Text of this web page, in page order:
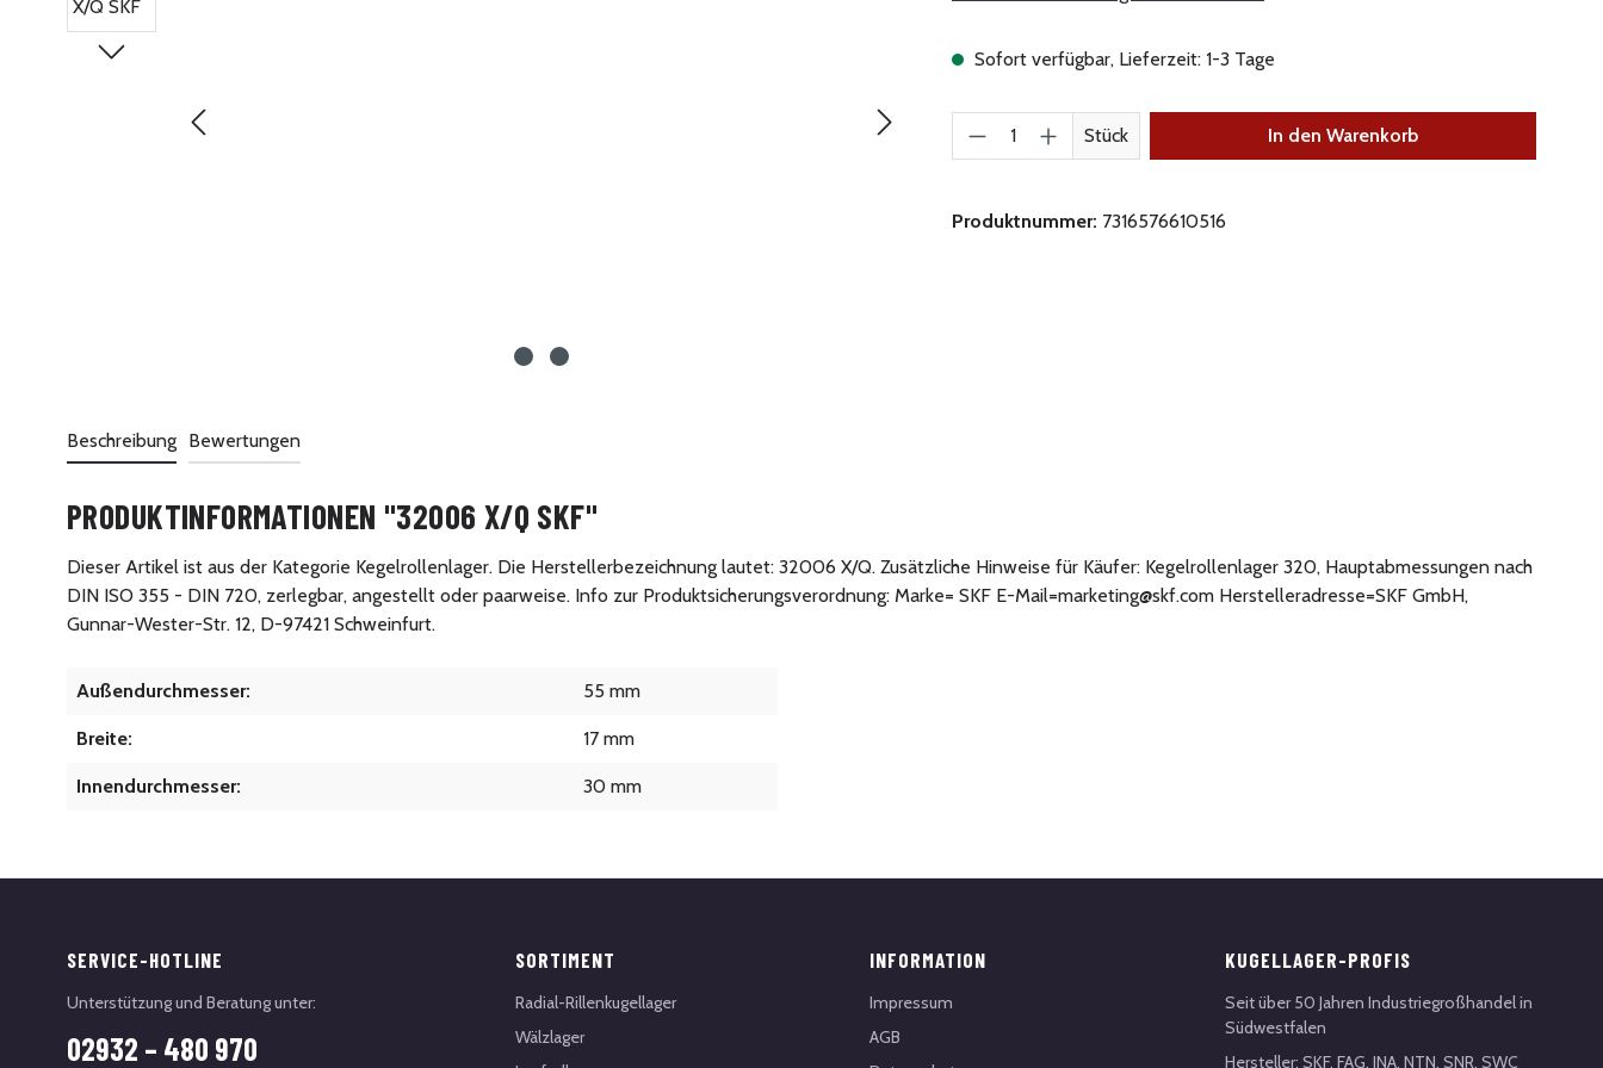
Sofort verfügbar, Lieferzeit: 1-3 Tage
Produkt Anzahl: Gib den gewünschten Wert ein oder
Stück In den Warenkorb
Produktnummer: 7316576610516
Beschreibung Bewertungen
PRODUKTINFORMATIONEN "32006 X/Q SKF"
Dieser Artikel ist aus der Kategorie Kegelrollenlager. Die Herstellerbezeichnung lautet: 32006 X/Q. Zusätzliche Hinweise für Käufer: Kegelrollenlager 320, Hauptabmessungen nach
DIN ISO 355 - DIN 720, zerlegbar, angestellt oder paarweise. Info zur Produktsicherungsverordnung: Marke= SKF E-Mail=marketing@skf.com Herstelleradresse=SKF GmbH,
Gunnar-Wester-Str. 12, D-97421 Schweinfurt.
Außendurchmesser: 55 mm
Breite: 17 mm
Innendurchmesser: 30 mm
SERVICE-HOTLINE
Unterstützung und Beratung unter:
02932 – 480 970
SORTIMENT
Radial-Rillenkugellager
Wälzlager
INFORMATION
Impressum
AGB
KUGELLAGER-PROFIS
Seit über 50 Jahren Industriegroßhandel in
Südwestfalen
Hersteller: SKF, FAG, INA, NTN, SNR, SWC